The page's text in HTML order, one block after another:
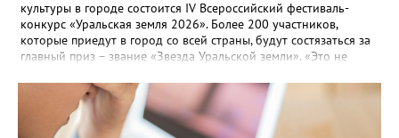
культуры в городе состоится IV Всероссийский фестиваль-
конкурс «Уральская земля 2026». Более 200 участников,
которые приедут в город со всей страны, будут состязаться за
главный приз – звание «Звезда Уральской земли». «Это не
прослушивания участников, мастер-классы от ведущих
наставников, выступления победителей прошлых лет и
приглашённых артистов», - сообщает оргкомитет. Вход на все